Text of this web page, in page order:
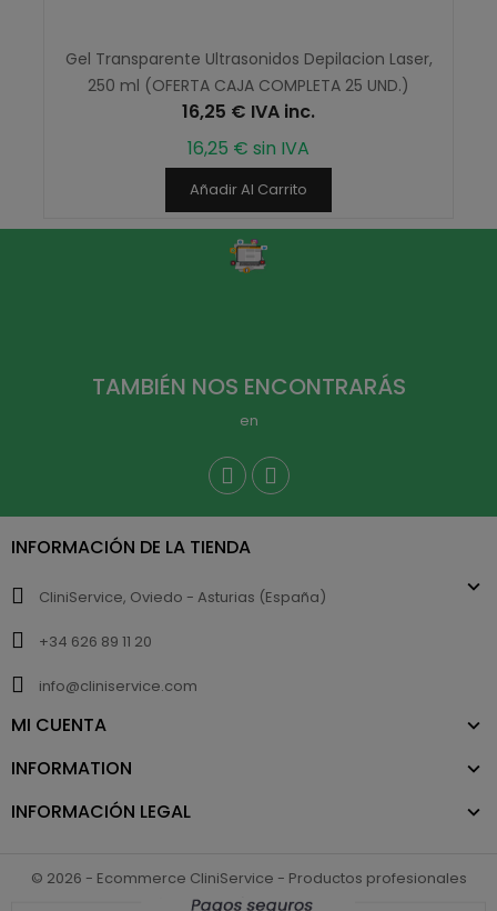
Gel Transparente Ultrasonidos Depilacion Laser,
250 ml (OFERTA CAJA COMPLETA 25 UND.)
16,25 € IVA inc.
16,25 € sin IVA
Añadir Al Carrito
TAMBIÉN NOS ENCONTRARÁS
en
INFORMACIÓN DE LA TIENDA
CliniService, Oviedo - Asturias (España)
+34 626 89 11 20
info@cliniservice.com
MI CUENTA
INFORMATION
INFORMACIÓN LEGAL
© 2026 - Ecommerce CliniService - Productos profesionales